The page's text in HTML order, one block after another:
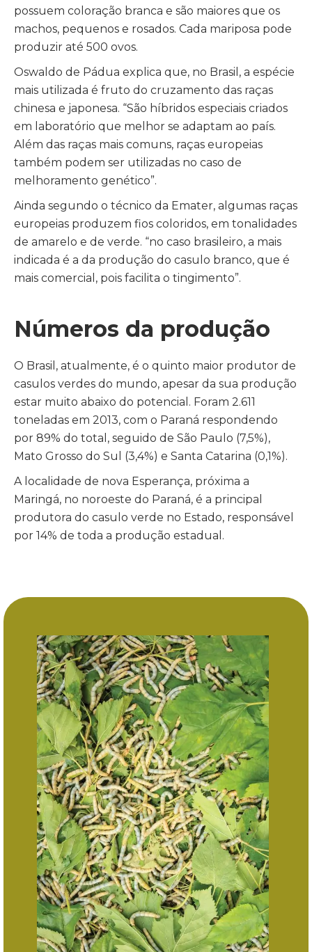
possuem coloração branca e são maiores que os
machos, pequenos e rosados. Cada mariposa pode
produzir até 500 ovos.
Oswaldo de Pádua explica que, no Brasil, a espécie
mais utilizada é fruto do cruzamento das raças
chinesa e japonesa. “São híbridos especiais criados
em laboratório que melhor se adaptam ao país.
Além das raças mais comuns, raças europeias
também podem ser utilizadas no caso de
melhoramento genético”.
Ainda segundo o técnico da Emater, algumas raças
europeias produzem fios coloridos, em tonalidades
de amarelo e de verde. “no caso brasileiro, a mais
indicada é a da produção do casulo branco, que é
mais comercial, pois facilita o tingimento”.
Números da produção
O Brasil, atualmente, é o quinto maior produtor de
casulos verdes do mundo, apesar da sua produção
estar muito abaixo do potencial. Foram 2.611
toneladas em 2013, com o Paraná respondendo
por 89% do total, seguido de São Paulo (7,5%),
Mato Grosso do Sul (3,4%) e Santa Catarina (0,1%).
A localidade de nova Esperança, próxima a
Maringá, no noroeste do Paraná, é a principal
produtora do casulo verde no Estado, responsável
por 14% de toda a produção estadual.